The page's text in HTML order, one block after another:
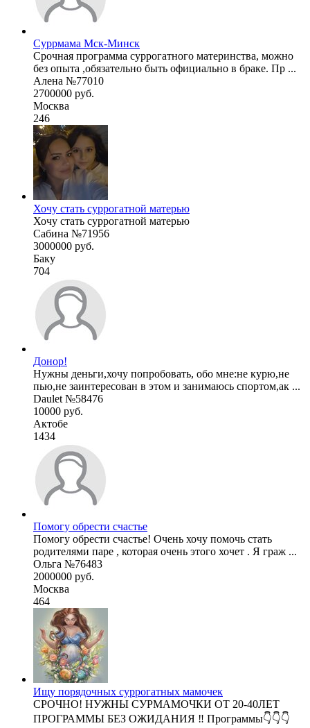
Суррмама Мск-Минск
Срочная программа суррогатного материнства, можно
без опыта ,обязательно быть официально в браке. Пр ...
Алена №77010
2700000 руб.
Москва
246
Хочу стать суррогатной матерью
Хочу стать суррогатной матерью
Сабина №71956
3000000 руб.
Баку
704
Донор!
Нужны деньги,хочу попробовать, обо мне:не курю,не
пью,не заинтересован в этом и занимаюсь спортом,ак ...
Daulet №58476
10000 руб.
Актобе
1434
Помогу обрести счастье
Помогу обрести счастье! Очень хочу помочь стать
родителями паре , которая очень этого хочет . Я граж ...
Ольга №76483
2000000 руб.
Москва
464
Ищу порядочных суррогатных мамочек
СРОЧНО! НУЖНЫ СУРМАМОЧКИ ОТ 20-40ЛЕТ
ПРОГРАММЫ БЕЗ ОЖИДАНИЯ ‼️ Программы👇👇👇